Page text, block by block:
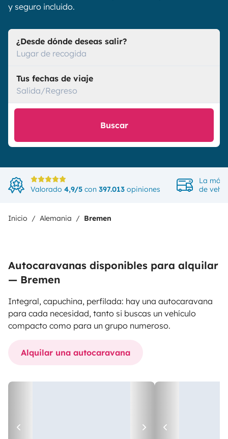
y seguro incluido.
¿Desde dónde deseas salir?
Lugar de recogida
Tus fechas de viaje
Salida/Regreso
Buscar
Valorado 4,9/5 con 397.013 opiniones
La más
de
Inicio Alemania Bremen
Autocaravanas disponibles para alquilar
— Bremen
Integral, capuchina, perfilada: hay una autocaravana
para cada necesidad, tanto si buscas un vehículo
compacto como para un grupo numeroso.
Alquilar una autocaravana